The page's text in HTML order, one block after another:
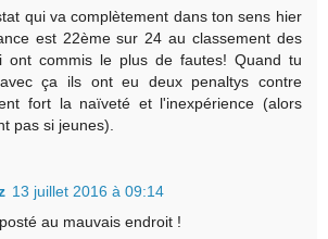
qui va complètement dans ton sens hier
est 22ème sur 24 au classement des
ont commis le plus de fautes! Quand tu
ça ils ont eu deux penaltys contre
fort la naïveté et l'inexpérience (alors
pas si jeunes).
13 juillet 2016 à 09:14
au mauvais endroit !